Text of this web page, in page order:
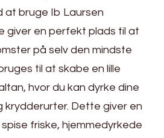
at bruge Ib Laursen
giver en perfekt plads til at
på selv den mindste
til at skabe en lille
hvor du kan dyrke dine
krydderurter. Dette giver en
friske, hjemmedyrkede